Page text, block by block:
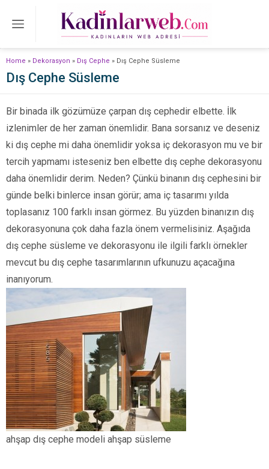
Home » Dekorasyon » Dış Cephe » Dış Cephe Süsleme
Dış Cephe Süsleme
Bir binada ilk gözümüze çarpan dış cephedir elbette. İlk
izlenimler de her zaman önemlidir. Bana sorsanız ve deseniz
ki dış cephe mi daha önemlidir yoksa iç dekorasyon mu ve bir
tercih yapmamı isteseniz ben elbette dış cephe dekorasyonu
daha önemlidir derim. Neden? Çünkü binanın dış cephesini bir
günde belki binlerce insan görür; ama iç tasarımı yılda
toplasanız 100 farklı insan görmez. Bu yüzden binanızın dış
dekorasyonuna çok daha fazla önem vermelisiniz. Aşağıda
dış cephe süsleme ve dekorasyonu ile ilgili farklı örnekler
mevcut bu dış cephe tasarımlarının ufkunuzu açacağına
inanıyorum.
ahşap dış cephe modeli ahşap süsleme